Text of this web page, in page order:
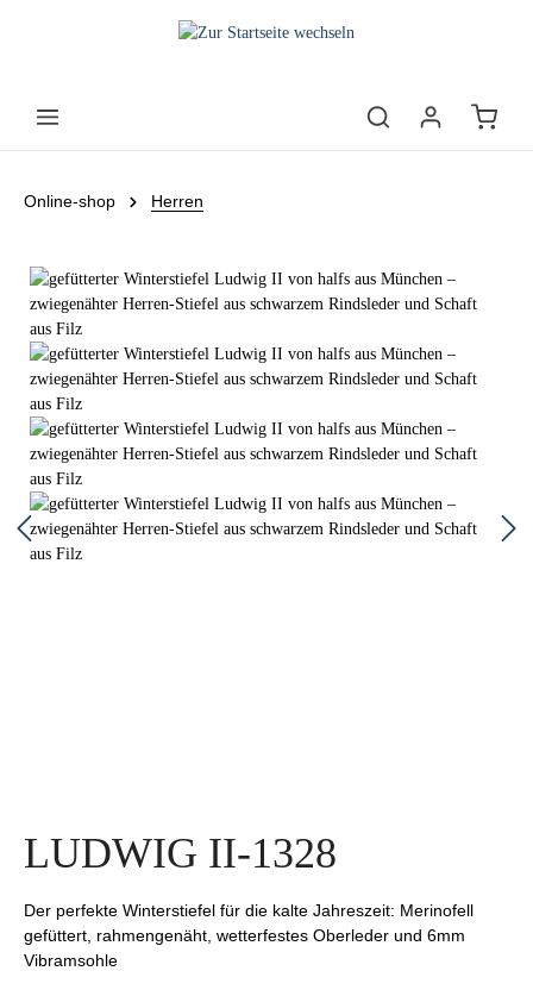
Online-shop Herren
LUDWIG II-1328
Der perfekte Winterstiefel für die kalte Jahreszeit: Merinofell
gefüttert, rahmengenäht, wetterfestes Oberleder und 6mm
Vibramsohle